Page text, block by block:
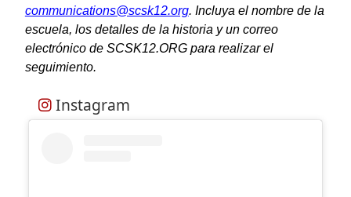
communications@scsk12.org. Incluya el nombre de la
escuela, los detalles de la historia y un correo
electrónico de SCSK12.ORG para realizar el
seguimiento.
Instagram